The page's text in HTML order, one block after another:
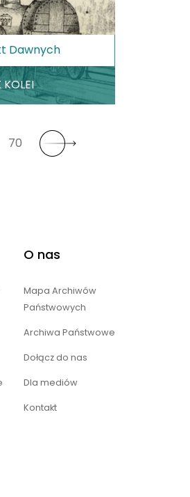
Dawnych
KOLEI
70
O nas
Mapa Archiwów
Państwowych
Archiwa Państwowe
Dołącz do nas
Dla mediów
Kontakt